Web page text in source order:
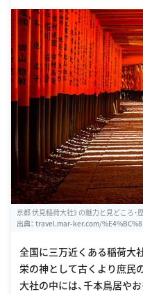
京都 伏見稲荷大社》の魅力と見どころ
出典： travel.mar-ker.com/
全国に三万近くある稲荷大
栄の神として古くより庶民
大社の中には、千本鳥居や